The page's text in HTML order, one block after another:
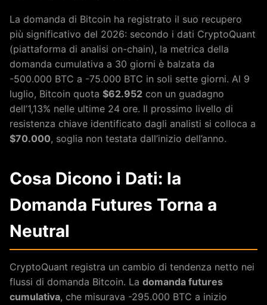
La domanda di Bitcoin ha registrato il suo recupero
più significativo del 2026: secondo i dati CryptoQuant
(piattaforma di analisi on-chain), la metrica della
domanda cumulativa a 30 giorni è balzata da
-500.000 BTC a -75.000 BTC in soli sette giorni. Al 9
luglio, Bitcoin quota $62.952 con un guadagno
dell’1,13% nelle ultime 24 ore. Il prossimo livello di
resistenza chiave identificato dagli analisti si colloca a
$70.000, soglia non testata dall’inizio dell’anno.
Cosa Dicono i Dati: la
Domanda Futures Torna a
Neutral
CryptoQuant registra un cambio di tendenza netto nei
flussi di domanda Bitcoin. La domanda futures
cumulativa, che misurava -295.000 BTC a inizio